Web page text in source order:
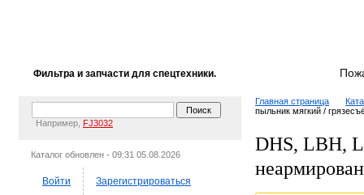
Фильтра и запчасти для спецтехники.
Например, FJ3032
Каталог обновлен - 09:31 05.08.2026
Войти Зарегистрироваться
Главная страница
пыльник мягкий /
DHS, LBH,